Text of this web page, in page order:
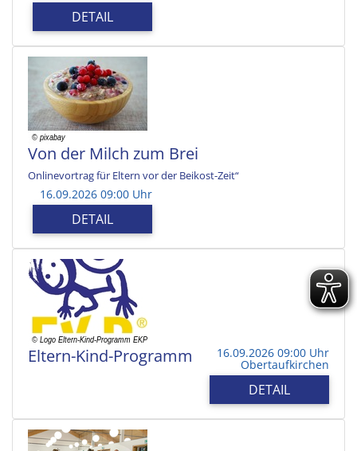
DETAIL
Von der Milch zum Brei
Onlinevortrag für Eltern vor der Beikost-Zeit“
16.09.2026 09:00 Uhr
DETAIL
Eltern-Kind-Programm 16.09.2026 09:00 Uhr
Obertaufkirchen
DETAIL